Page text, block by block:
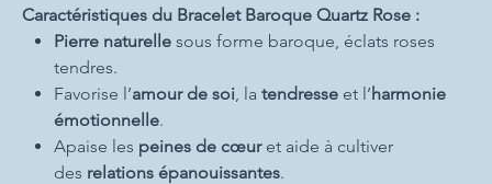
Caractéristiques du Bracelet Baroque Quartz Rose :
Pierre naturellesous forme baroque, éclats roses
tendres.
Favorise l’amour de soi, la tendresseet l’harmonie
émotionnelle.
Apaise les peines de cœuret aide à cultiver
des relations épanouissantes.